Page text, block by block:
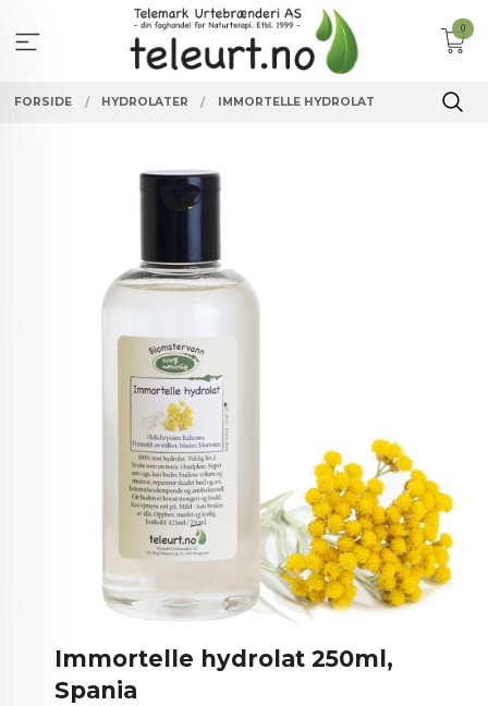
innholdet
0
FORSIDE HYDROLATER IMMORTELLE HYDROLAT
Immortelle hydrolat 250ml,
Spania